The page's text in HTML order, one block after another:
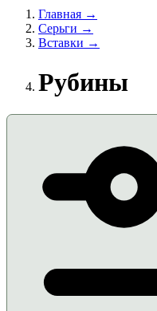
Главная →
Серьги →
Вставки →
Рубины